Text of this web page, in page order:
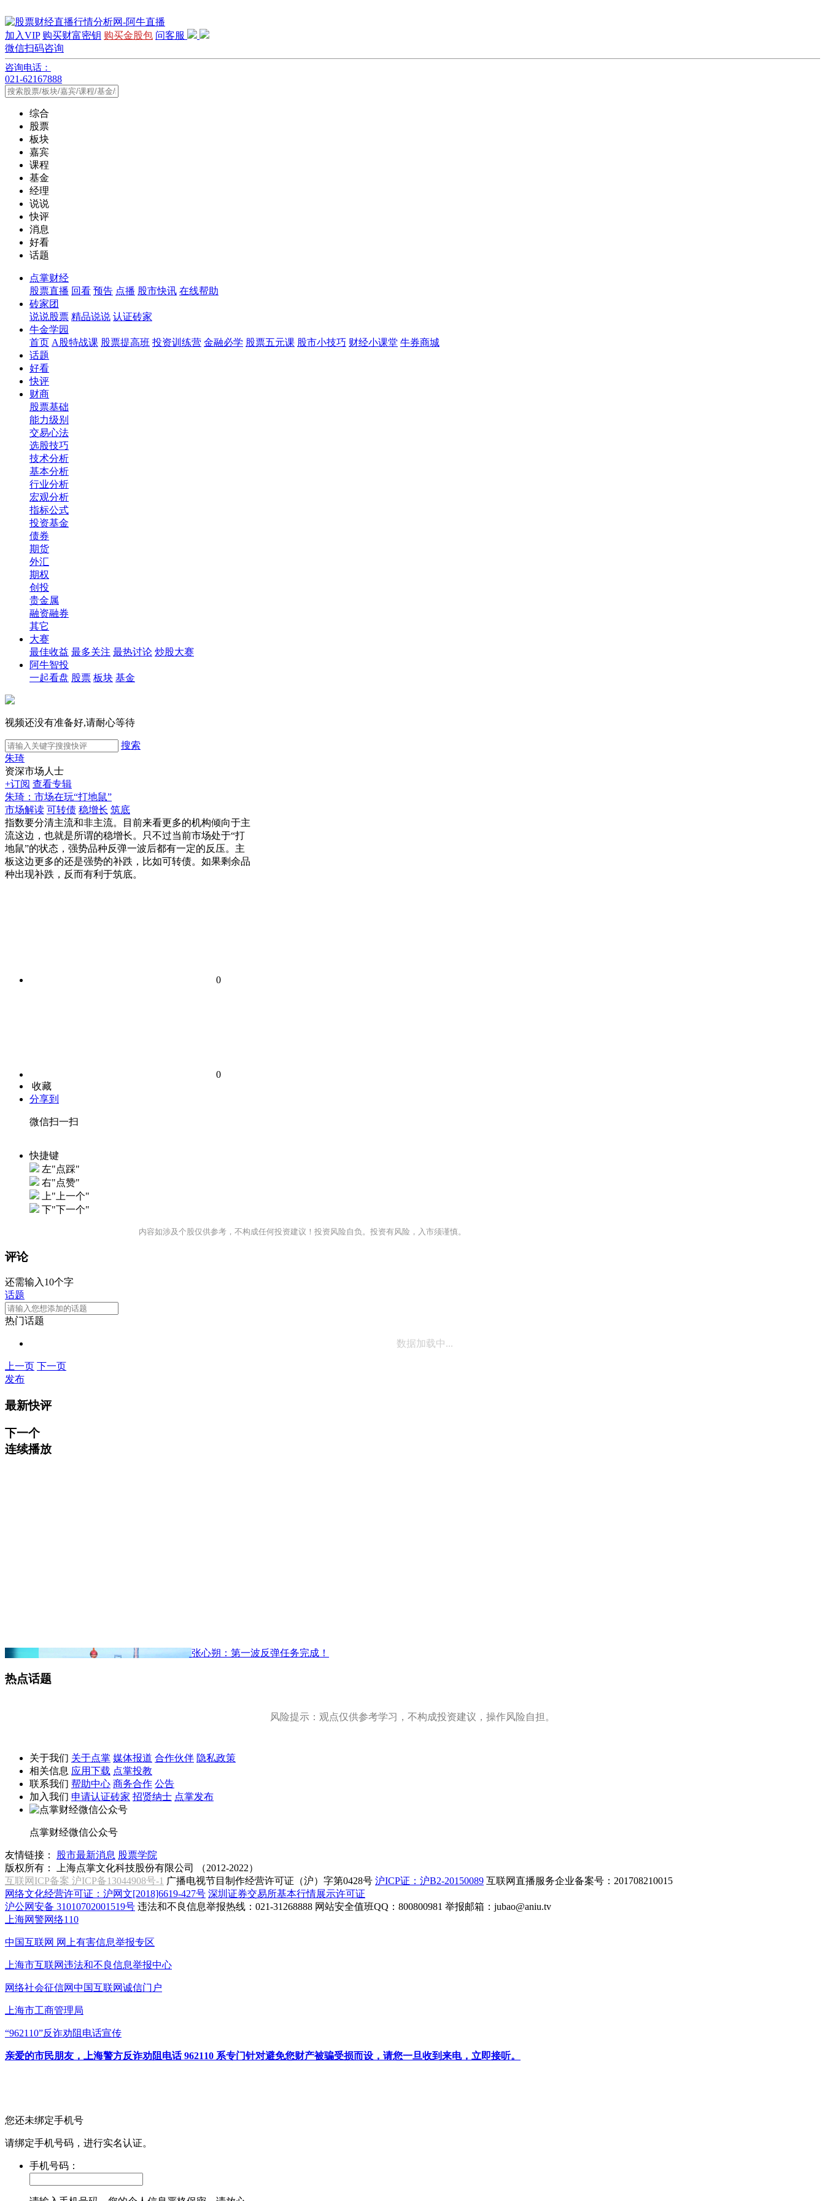
加入VIP 购买财富密钥 购买金股包 问客服
微信扫码咨询
咨询电话：
021-62167888
综合
股票
板块
嘉宾
课程
基金
经理
说说
快评
消息
好看
话题
点掌财经
股票直播 回看 预告 点播 股市快讯 在线帮助
砖家团
说说股票 精品说说 认证砖家
牛金学园
首页 A股特战课 股票提高班 投资训练营 金融必学 股票五元课 股市小技巧 财经小课堂 牛券商城
话题
好看
快评
财商
股票基础
能力级别
交易心法
选股技巧
技术分析
基本分析
行业分析
宏观分析
指标公式
投资基金
债券
期货
外汇
期权
创投
贵金属
融资融券
其它
大赛
最佳收益 最多关注 最热讨论 炒股大赛
阿牛智投
一起看盘 股票 板块 基金
视频还没有准备好,请耐心等待
搜索
朱琦
资深市场人士
+订阅 查看专辑
朱琦：市场在玩“打地鼠”
市场解读 可转债 稳增长 筑底
指数要分清主流和非主流。目前来看更多的机构倾向于主
流这边，也就是所谓的稳增长。只不过当前市场处于“打
地鼠”的状态，强势品种反弹一波后都有一定的反压。主
板这边更多的还是强势的补跌，比如可转债。如果剩余品
种出现补跌，反而有利于筑底。
0
0
收藏
分享到
微信扫一扫
快捷键
左"点踩"
右"点赞"
上"上一个"
下"下一个"
内容如涉及个股仅供参考，不构成任何投资建议！投资风险自负。投资有风险，入市须谨慎。
评论
还需输入10个字
话题
热门话题
数据加载中...
上一页 下一页
发布
最新快评
下一个
连续播放
张心朔：第一波反弹任务完成！
热点话题
风险提示：观点仅供参考学习，不构成投资建议，操作风险自担。
关于我们 关于点掌 媒体报道 合作伙伴 隐私政策
相关信息 应用下载 点掌投教
联系我们 帮助中心 商务合作 公告
加入我们 申请认证砖家 招贤纳士 点掌发布
点掌财经微信公众号
友情链接： 股市最新消息 股票学院
版权所有：
上海点掌文化科技股份有限公司 （2012-2022）
互联网ICP备案 沪ICP备13044908号-1 广播电视节目制作经营许可证（沪）字第0428号 沪ICP证：沪B2-20150089 互联网直播服务企业备案号：201708210015
网络文化经营许可证：沪网文[2018]6619-427号 深圳证券交易所基本行情展示许可证
沪公网安备 31010702001519号 违法和不良信息举报热线：021-31268888 网站安全值班QQ：800800981 举报邮箱： jubao@aniu.tv
上海网警网络110
中国互联网 网上有害信息举报专区
上海市互联网违法和不良信息举报中心
网络社会征信网中国互联网诚信门户
上海市工商管理局
“962110”反诈劝阻电话宣传
亲爱的市民朋友，上海警方反诈劝阻电话 962110 系专门针对避免您财产被骗受损而设，请您一旦收到来电，立即接听。
您还未绑定手机号
请绑定手机号码，进行实名认证。
手机号码：